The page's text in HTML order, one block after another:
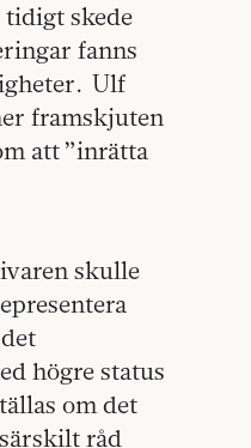
tidigt skede
fanns
Ulf
framskjuten
att ”inrätta
skulle
högre status
om det
råd